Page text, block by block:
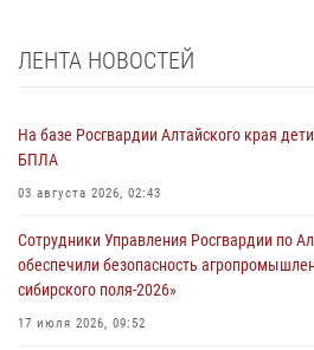
ЛЕНТА НОВОСТЕЙ
На базе Росгвардии Алтайского края
БПЛА
03 августа 2026, 02:43
Сотрудники Управления Росгвардии по
обеспечили безопасность
сибирского поля-2026»
17 июля 2026, 09:52